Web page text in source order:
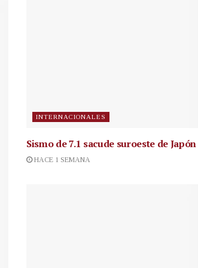
INTERNACIONALES
Sismo de 7.1 sacude suroeste de Japón
HACE 1 SEMANA